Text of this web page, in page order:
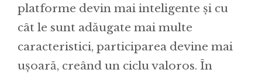
platforme devin mai inteligente și cu
cât le sunt adăugate mai multe
caracteristici, participarea devine mai
ușoară, creând un ciclu valoros. În